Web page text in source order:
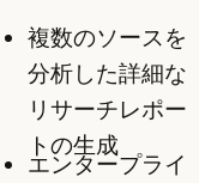
複数のソースを
分析した詳細な
リサーチレポー
トの生成
エンタープライ